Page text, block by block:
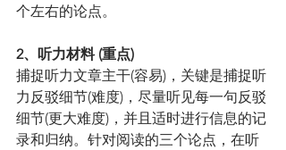
个左右的论点。
2、听力材料 (重点)
捕捉听力文章主干(容易)，关键是捕捉听
力反驳细节(难度)，尽量听见每一句反驳
细节(更大难度)，并且适时进行信息的记
录和归纳。针对阅读的三个论点，在听